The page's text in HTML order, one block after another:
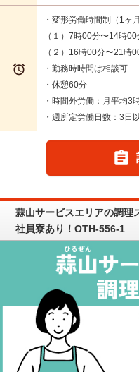

・変形労働時間制（1ヶ
（１）7時00分〜14時00
（２）16時00分〜21時
・勤務時時間は相談可
・休憩60分
・時間外労働：月平均3
・週所定労働日数：3日

蒜山サービスエリアの調理
社員寮あり！OTH-556-1